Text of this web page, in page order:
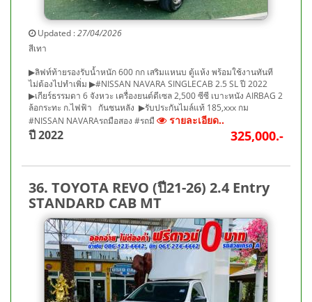
Updated :27/04/2026
สีเทา
▶ลิฟท์ท้ายรองรับน้ำหนัก 600 กก เสริมแหนบ ตู้แห้ง พร้อมใช้งานทันที
ไม่ต้องไปทำเพิ่ม ▶#NISSAN NAVARA SINGLECAB 2.5 SL ปี 2022
▶เกียร์ธรรมดา 6 จังหวะ เครื่องยนต์ดีเซล 2,500 ซีซี เบาะหนัง AIRBAG 2
ล้อกระทะ ก.ไฟฟ้า กันชนหลัง ▶รับประกันไมล์แท้ 185,xxx กม
#NISSAN NAVARAรถมือสอง #รถมื
รายละเอียด..
ปี 2022 325,000.-
36. TOYOTA REVO (ปี21-26) 2.4 Entry
STANDARD CAB MT